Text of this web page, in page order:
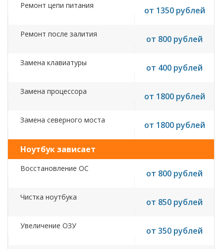
Ремонт цепи питания от 1350 рублей
Ремонт после залития от 800 рублей
Замена клавиатуры от 400 рублей
Замена процессора от 1800 рублей
Замена северного моста от 1800 рублей
Ноутбук зависает
Восстановление ОС от 800 рублей
Чистка ноутбука от 850 рублей
Увеличение ОЗУ от 350 рублей